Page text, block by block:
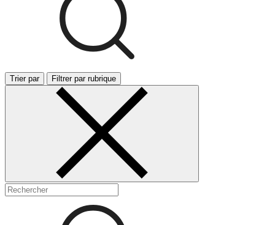
Trier par Filtrer par rubrique